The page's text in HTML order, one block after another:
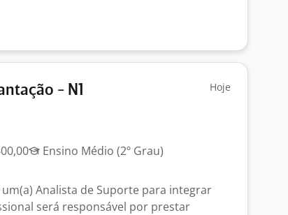
- N1 Hoje
Ensino Médio (2º Grau)
Analista de Suporte para integrar
será responsável por prestar